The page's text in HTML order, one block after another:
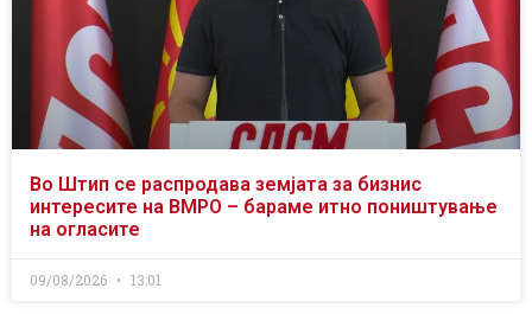
Во Штип се распродава земјата за бизнис
интересите на ВМРО – бараме итно поништување
на огласите
09/08/2026 13:01